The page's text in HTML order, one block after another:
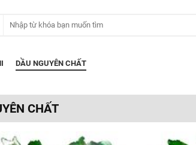
DẦU NGUYÊN CHẤT
CHẤT